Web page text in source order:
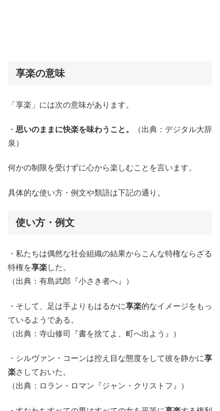
享楽の意味
「享楽」には次の意味があります。
・ 思いのままに快楽を味わうこと。
（出典：デジタル大辞
泉）
何かの制限を受けずに心から楽しむことを言います。
具体的な使い方・例文や類語は下記の通り。
使い方・例文
・私たちは偶然な社会組織の結果からこんな特権ならざる
特権を享楽した。
（出典：有島武郎『小さき者へ』）
・そして、足は手よりもはるかに享楽的なイメージをもっ
ているようである。
（出典：寺山修司『書を捨てよ、町へ出よう』）
・シルヴァン・コーンは控え目な態度をして彼を静かに享
楽さしておいた。
（出典：ロラン・ロマン『ジャン・クリストフ』）